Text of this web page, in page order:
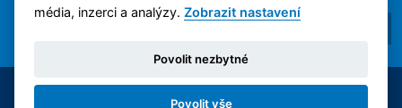
© 2014-2026 ČVUT FS | All rights reserved |
média, inzerci a analýzy.Zobrazit nastavení
Povolit nezbytné
Povolit vše